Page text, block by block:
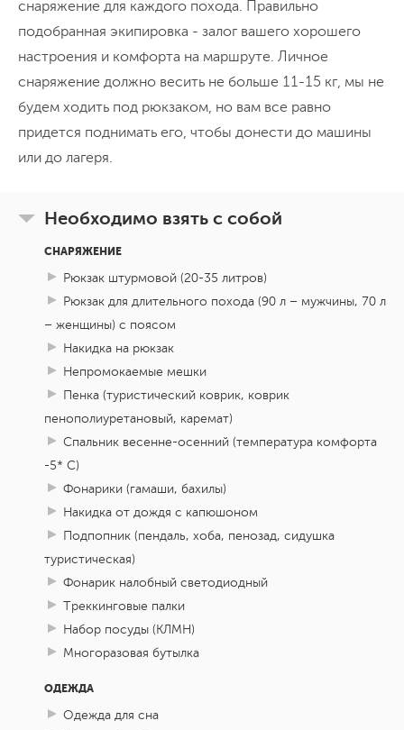
снаряжение для каждого похода. Правильно
подобранная экипировка - залог вашего хорошего
настроения и комфорта на маршруте. Личное
снаряжение должно весить не больше 11-15 кг, мы не
будем ходить под рюкзаком, но вам все равно
придется поднимать его, чтобы донести до машины
или до лагеря.
Необходимо взять с собой
СНАРЯЖЕНИЕ
Рюкзак штурмовой (20-35 литров)
Рюкзак для длительного похода (90 л – мужчины, 70 л
– женщины) с поясом
Накидка на рюкзак
Непромокаемые мешки
Пенка (туристический коврик, коврик
пенополиуретановый, каремат)
Спальник весенне-осенний (температура комфорта
-5* С)
Фонарики (гамаши, бахилы)
Накидка от дождя с капюшоном
Подпопник (пендаль, хоба, пенозад, сидушка
туристическая)
Фонарик налобный светодиодный
Треккинговые палки
Набор посуды (КЛМН)
Многоразовая бутылка
ОДЕЖДА
Одежда для сна